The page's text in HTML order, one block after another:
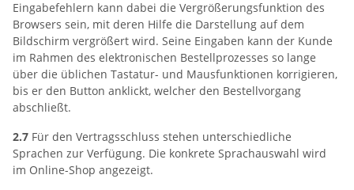
Eingabefehlern kann dabei die Vergrößerungsfunktion des
Browsers sein, mit deren Hilfe die Darstellung auf dem
Bildschirm vergrößert wird. Seine Eingaben kann der Kunde
im Rahmen des elektronischen Bestellprozesses so lange
über die üblichen Tastatur- und Mausfunktionen korrigieren,
bis er den Button anklickt, welcher den Bestellvorgang
abschließt.
2.7 Für den Vertragsschluss stehen unterschiedliche
Sprachen zur Verfügung. Die konkrete Sprachauswahl wird
im Online-Shop angezeigt.